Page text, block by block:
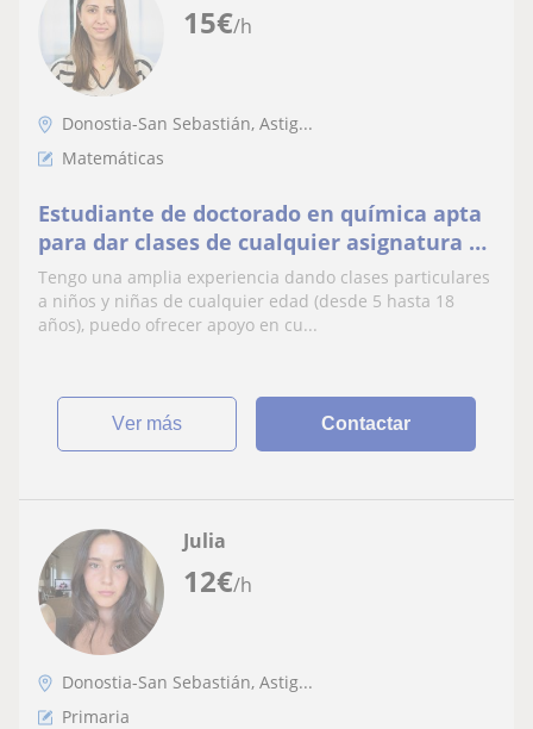
15€/h
Donostia-San Sebastián, Astig...
Matemáticas
Estudiante de doctorado en química apta
para dar clases de cualquier asignatura y
edad. Muchos años de experiencia.
Tengo una amplia experiencia dando clases particulares
a niños y niñas de cualquier edad (desde 5 hasta 18
años), puedo ofrecer apoyo en cu...
ver más Contactar
12€/h
Julia
Donostia-San Sebastián, Astig...
Primaria